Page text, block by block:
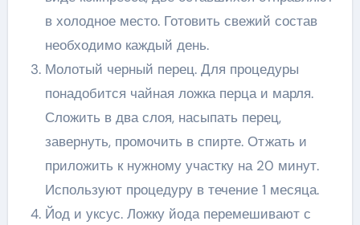
в холодное место. Готовить свежий состав
необходимо каждый день.
Молотый черный перец. Для процедуры
понадобится чайная ложка перца и марля.
Сложить в два слоя, насыпать перец,
завернуть, промочить в спирте. Отжать и
приложить к нужному участку на 20 минут.
Используют процедуру в течение 1 месяца.
Йод и уксус. Ложку йода перемешивают с